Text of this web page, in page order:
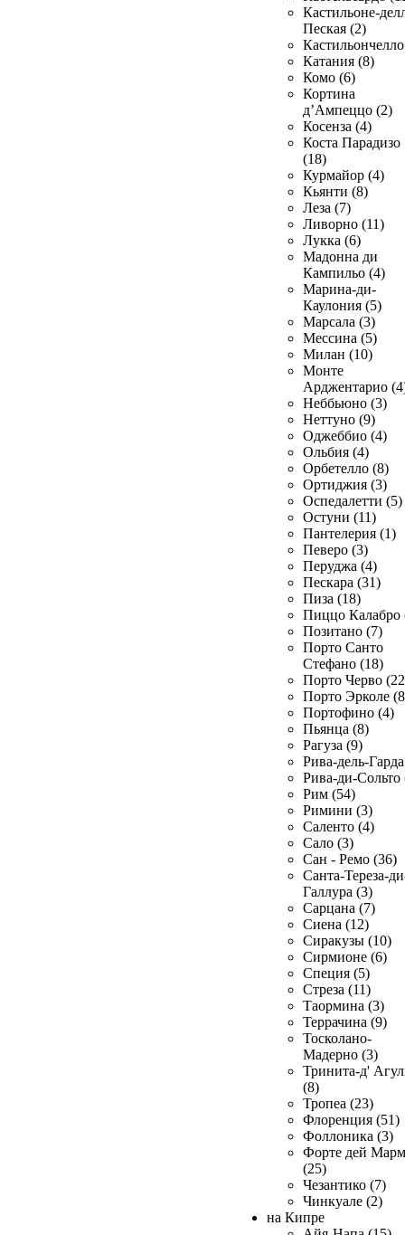
Кастильоне-
Пеская (2)
Катания (8)
Комо (6)
Кортина
д’Ампеццо (2)
Косенза (4)
Коста Парадизо
(18)
Курмайор (4)
Кьянти (8)
Леза (7)
Ливорно (11)
Лукка (6)
Мадонна ди
Кампильо (4)
Марина-ди-
Каулония (5)
Марсала (3)
Мессина (5)
Милан (10)
Монте
Арджентарио
Неббьюно (3)
Неттуно (9)
Оджеббио (4)
Ольбия (4)
Орбетелло (8)
Ортиджия (3)
Оспедалетти (5)
Остуни (11)
Пантелерия (1)
Певеро (3)
Перуджа (4)
Пескара (31)
Пиза (18)
Пиццо Калабро
Позитано (7)
Порто Санто
Стефано (18)
Порто Черво
Порто Эрколе
Портофино (4)
Пьянца (8)
Рагуза (9)
Рива-дель-
Рива-ди-Сольто
Рим (54)
Римини (3)
Саленто (4)
Сало (3)
Сан - Ремо (36)
Санта-Тереза-
Галлура (3)
Сарцана (7)
Сиена (12)
Сиракузы (10)
Сирмионе (6)
Специя (5)
Стреза (11)
Таормина (3)
Террачина (9)
Тосколано-
Мадерно (3)
Тринита-д'
(8)
Тропеа (23)
Флоренция (51)
Фоллоника (3)
Форте дей
(25)
Чезантико (7)
Чинкуале (2)
на Кипре